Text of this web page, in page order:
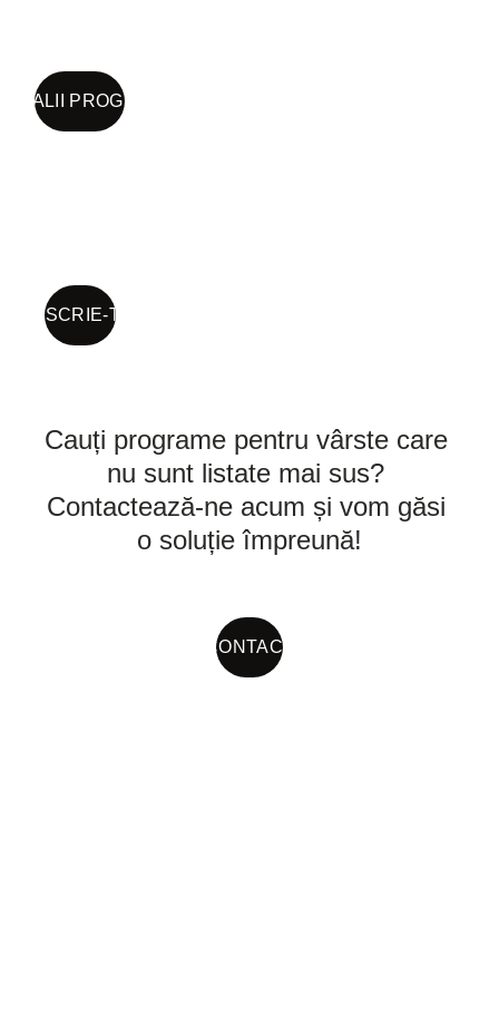
PROGRAM
ÎNSCRIE-TE
Cauți programe pentru vârste care
nu sunt listate mai sus?
Contactează-ne acum și vom găsi
o soluție împreună!
CONTACT